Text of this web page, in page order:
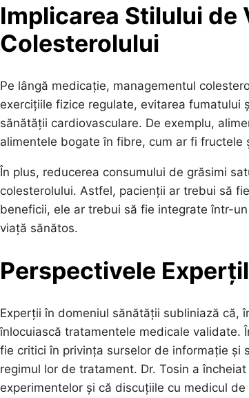
Implicarea Stilului de
Colesterolului
Pe lângă medicație, managementul
exercițiile fizice regulate, evitarea fumatului
sănătății cardiovasculare. De exemplu,
alimentele bogate în fibre, cum ar fi
În plus, reducerea consumului de grăsimi
colesterolului. Astfel, pacienții ar trebui să
beneficii, ele ar trebui să fie integrate într-
viață sănătos.
Perspectivele
Experții în domeniul sănătății subliniază că,
înlocuiască tratamentele medicale validate.
fie critici în privința surselor de informație și
regimul lor de tratament. Dr. Tosin a
experimentelor și că discuțiile cu medicul